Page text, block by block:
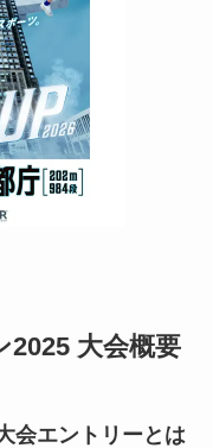
2025 大会概要
会エントリーとは